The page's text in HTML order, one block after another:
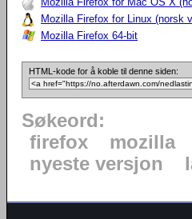
Mozilla Firefox for Linux (norsk
Mozilla Firefox 64-bit
HTML-kode for å koble til denne siden:
Søkeord:
firefox
mozilla
nyeste versjon